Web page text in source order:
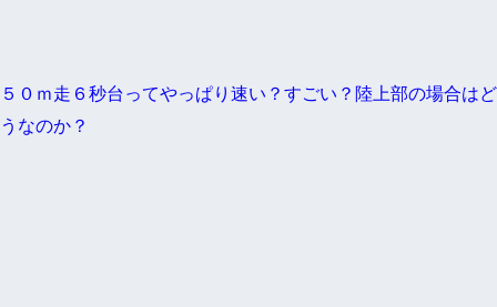
５０ｍ走６秒台ってやっぱり速い？すごい？陸上部の場合はど
うなのか？